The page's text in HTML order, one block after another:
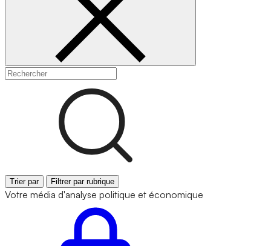
Trier par Filtrer par rubrique
Votre média d'analyse politique et économique